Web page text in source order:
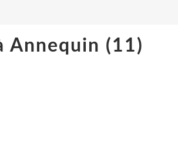
Annequin (11)